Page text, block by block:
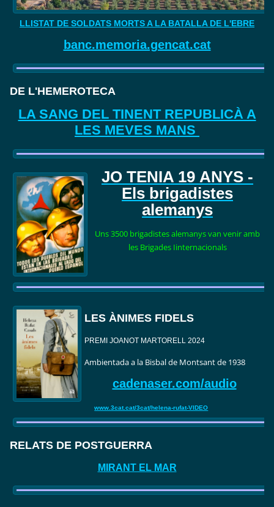
LLISTAT DE SOLDATS MORTS A LA BATALLA DE L'EBRE
banc.memoria.gencat.cat
DE L'HEMEROTECA
LA SANG DEL TINENT REPUBLICÀ A
LES MEVES MANS
JO TENIA 19 ANYS -
Els brigadistes
alemanys
Uns 3500 brigadistes alemanys van venir amb
les Brigades Iinternacionals
LES ÀNIMES FIDELS
PREMI JOANOT MARTORELL 2024
Ambientada a la Bisbal de Montsant de 1938
cadenaser.com/audio
www.3cat.cat/3cat/helena-rufat-VIDEO
RELATS DE POSTGUERRA
MIRANT EL MAR